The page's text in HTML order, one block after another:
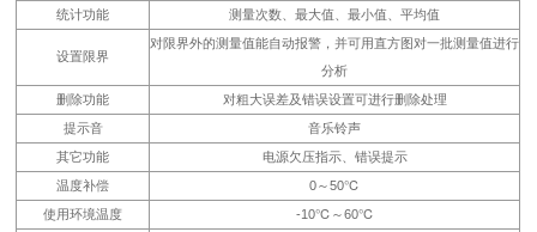
统计功能
测量次数、最大值、最小值、平均值
设置限界
对限界外的测量值能自动报警，并可用直方图对一批测量值进行
分析
删除功能
对粗大误差及错误设置可进行删除处理
提示音
音乐铃声
其它功能
电源欠压指示、错误提示
温度补偿
0～50℃
使用环境温度
-10℃～60℃